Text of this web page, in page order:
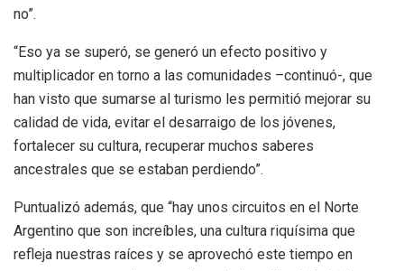
no”.
“Eso ya se superó, se generó un efecto positivo y
multiplicador en torno a las comunidades –continuó-, que
han visto que sumarse al turismo les permitió mejorar su
calidad de vida, evitar el desarraigo de los jóvenes,
fortalecer su cultura, recuperar muchos saberes
ancestrales que se estaban perdiendo”.
Puntualizó además, que “hay unos circuitos en el Norte
Argentino que son increíbles, una cultura riquísima que
refleja nuestras raíces y se aprovechó este tiempo en